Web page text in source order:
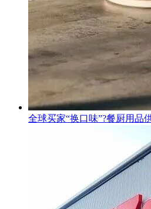
全球买家“换口味”?餐厨用品